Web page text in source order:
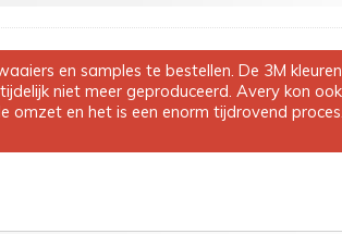
en samples te bestellen. De 3M
niet meer geproduceerd. Avery kon
en het is een enorm tijdrovend